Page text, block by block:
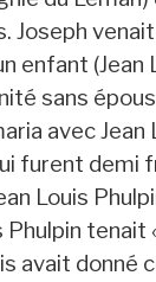
Joseph
enfant (Jean
sans
avec Jean
furent
Louis
tenait
avait donné